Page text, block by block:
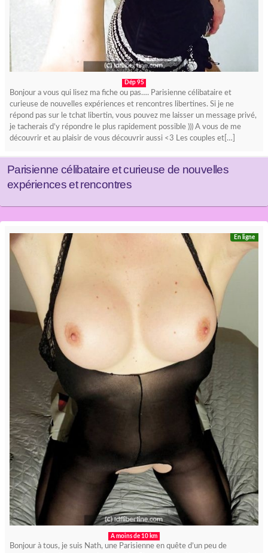
Dép 95
Bonjour a vous qui lisez ma fiche ou pas…. Parisienne célibataire et
curieuse de nouvelles expériences et rencontres libertines. Si je ne
répond pas sur le tchat libertin, vous pouvez me laisser un message privé,
je tacherais d’y répondre le plus rapidement possible ))) A vous de me
découvrir et au plaisir de vous découvrir aussi <3 Les couples et[…]
Parisienne célibataire et curieuse de nouvelles
expériences et rencontres
En ligne
A moins de 10 km
Bonjour à tous, je suis Nath, une Parisienne en quête d’un peu de